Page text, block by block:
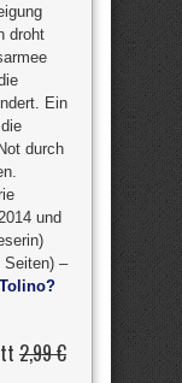
droht
Ein
durch
und
Seiten) –
2,99 €